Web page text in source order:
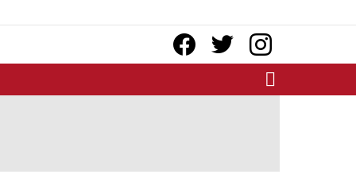
facebooktwitter instagram